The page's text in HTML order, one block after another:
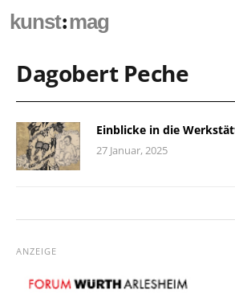
kunst:mag
Dagobert Peche
Einblicke in die
27 Januar, 2025
ANZEIGE